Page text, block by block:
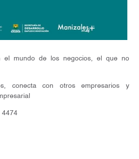
el mundo de los negocios, el que no
conecta con otros empresarios y
4474